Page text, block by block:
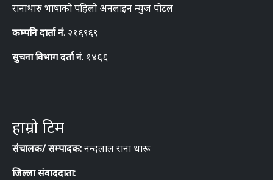
रानाथारु भाषाको पहिलो अनलाइन न्युज पोटल
कम्पनि दार्ता नं. २१६९६९
सुचना विभाग दर्ता नं. १४६६
हाम्रो टिम
संचालक/ सम्पादक:नन्दलाल राना थारू
जिल्ला संवाददाता: